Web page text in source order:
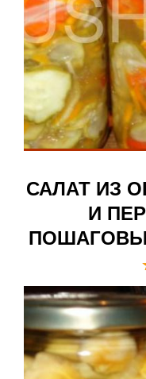
САЛАТ ИЗ
И